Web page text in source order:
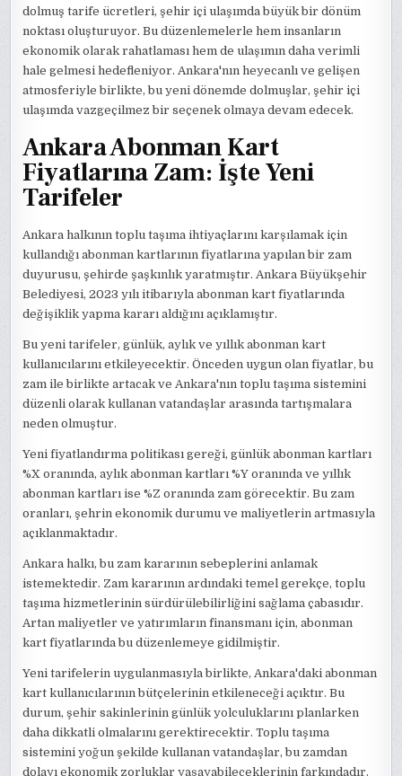
dolmuş tarife ücretleri, şehir içi ulaşımda büyük bir dönüm
noktası oluşturuyor. Bu düzenlemelerle hem insanların
ekonomik olarak rahatlaması hem de ulaşımın daha verimli
hale gelmesi hedefleniyor. Ankara'nın heyecanlı ve gelişen
atmosferiyle birlikte, bu yeni dönemde dolmuşlar, şehir içi
ulaşımda vazgeçilmez bir seçenek olmaya devam edecek.
Ankara Abonman Kart
Fiyatlarına Zam: İşte Yeni
Tarifeler
Ankara halkının toplu taşıma ihtiyaçlarını karşılamak için
kullandığı abonman kartlarının fiyatlarına yapılan bir zam
duyurusu, şehirde şaşkınlık yaratmıştır. Ankara Büyükşehir
Belediyesi, 2023 yılı itibarıyla abonman kart fiyatlarında
değişiklik yapma kararı aldığını açıklamıştır.
Bu yeni tarifeler, günlük, aylık ve yıllık abonman kart
kullanıcılarını etkileyecektir. Önceden uygun olan fiyatlar, bu
zam ile birlikte artacak ve Ankara'nın toplu taşıma sistemini
düzenli olarak kullanan vatandaşlar arasında tartışmalara
neden olmuştur.
Yeni fiyatlandırma politikası gereği, günlük abonman kartları
%X oranında, aylık abonman kartları %Y oranında ve yıllık
abonman kartları ise %Z oranında zam görecektir. Bu zam
oranları, şehrin ekonomik durumu ve maliyetlerin artmasıyla
açıklanmaktadır.
Ankara halkı, bu zam kararının sebeplerini anlamak
istemektedir. Zam kararının ardındaki temel gerekçe, toplu
taşıma hizmetlerinin sürdürülebilirliğini sağlama çabasıdır.
Artan maliyetler ve yatırımların finansmanı için, abonman
kart fiyatlarında bu düzenlemeye gidilmiştir.
Yeni tarifelerin uygulanmasıyla birlikte, Ankara'daki abonman
kart kullanıcılarının bütçelerinin etkileneceği açıktır. Bu
durum, şehir sakinlerinin günlük yolculuklarını planlarken
daha dikkatli olmalarını gerektirecektir. Toplu taşıma
sistemini yoğun şekilde kullanan vatandaşlar, bu zamdan
dolayı ekonomik zorluklar yaşayabileceklerinin farkındadır.